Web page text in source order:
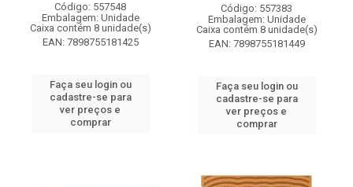
Código: 557548
Embalagem: Unidade
Caixa contém 8 unidade(s)
EAN: 7898755181425
Faça seu login ou
cadastre-se para
ver preços e
comprar
Código: 557383
Embalagem: Unidade
Caixa contém 8 unidade(s)
EAN: 7898755181449
Faça seu login ou
cadastre-se para
ver preços e
comprar